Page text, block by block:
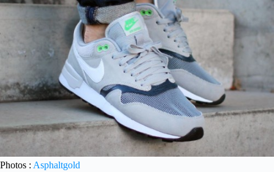
Photos : Asphaltgold